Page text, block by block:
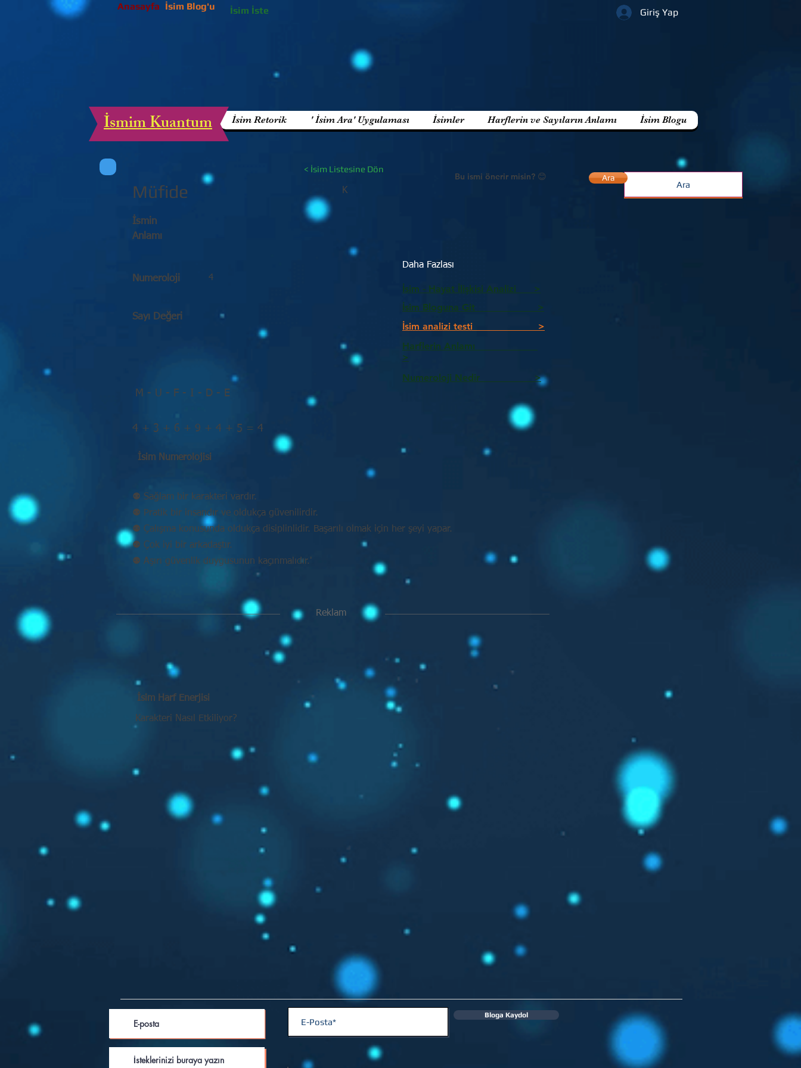
Anasayfa
Giriş Yap
İsim Blog'u İsim İste
İsim Retorik ' İsim Ara' Uygulaması İsimler Harflerin ve Sayıların Anlamı İsim Blogu
İsmim Kuantum
< İsim Listesine Dön
Müfide K
Bu ismi önerir misin? 😊
İsmin
Anlamı
Numeroloji 4
Sayı Değeri
M - U - F - I - D - E
Daha Fazlası
İsim - Hayat İlişkisi Analizi >
İsim Bloguna Git >
İsim analizi testi >
Harflerin Anlamı
>
Numeroloji Nedir_________ >
4 + 3 + 6 + 9 + 4 + 5 = 4
İsim Numerolojisi
⚉ Sağlam bir karakteri vardır.
⚉ Pratik bir insandır ve oldukça güvenilirdir.
⚉ Çalışma konusunda oldukça disiplinlidir. Başarılı olmak için her şeyi yapar.
⚉ Çok iyi bir arkadaştır.
⚉ Aşırı güvenlik duygusunun kaçınmalıdır.'
Reklam
İsim Harf Enerjisi
Karakteri Nasıl Etkiliyor?
Ara
Bloga Kaydol